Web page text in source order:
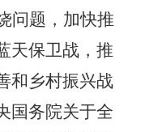
问题，加快推
天保卫战，推
和乡村振兴战
国务院关于全